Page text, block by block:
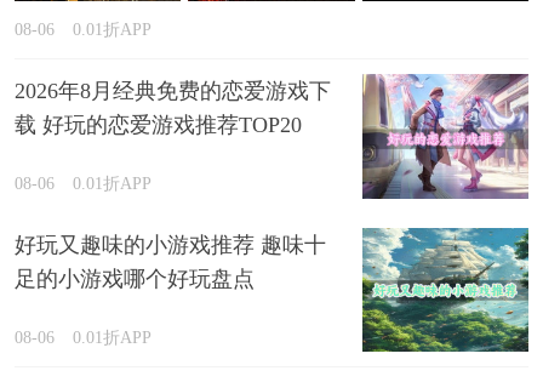
08-06 0.01折APP
2026年8月经典免费的恋爱游戏下
载 好玩的恋爱游戏推荐TOP20
08-06 0.01折APP
好玩又趣味的小游戏推荐 趣味十
足的小游戏哪个好玩盘点
08-06 0.01折APP